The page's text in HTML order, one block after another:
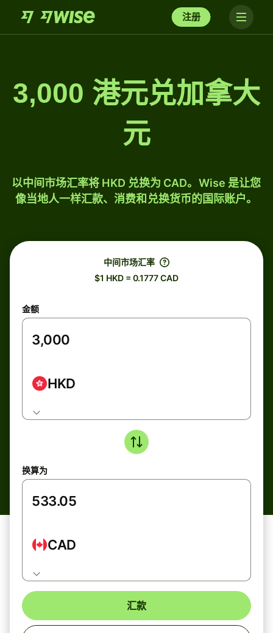
注册
3,000 港元兑加拿大
元
以中间市场汇率将 HKD 兑换为 CAD。Wise 是让您
像当地人一样汇款、消费和兑换货币的国际账户。
中间市场汇率
$1 HKD = 0.1777 CAD
金额
HKD
换算为
CAD
汇款